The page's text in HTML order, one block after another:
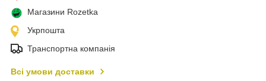
Магазини Rozetka
Укрпошта
Транспортна компанія
Всі умови доставки